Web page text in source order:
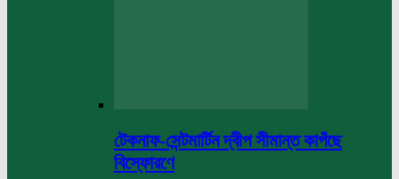
টেকনাফ-সেন্টমার্টিন দ্বীপ সীমান্ত কাপঁছে
বিস্ফোরণে